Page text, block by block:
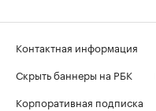
Контактная информация
Скрыть баннеры на РБК
Корпоративная подписка